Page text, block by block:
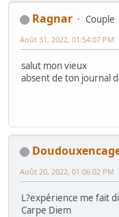
Ragnar
Couple
Août 31, 2022, 01:54:07 PM
salut mon vieux
absent de ton journal
Août 20, 2022, 01:06:02 PM
L?expérience me fait
Carpe Diem